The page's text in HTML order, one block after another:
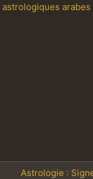
astrologiques arabes
Astrologie :